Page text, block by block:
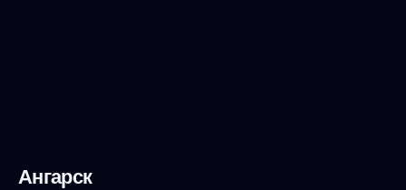
Ангарск